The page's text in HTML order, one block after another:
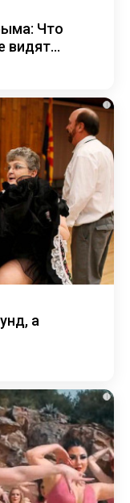
Что
видят...
i
а
i